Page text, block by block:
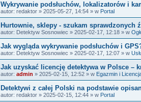
Wykrywanie podsłuchów, lokalizatorów i
autor: redaktor » 2025-05-27, 14:54 » w Portal
Hurtownie, sklepy - szukam sprawdzonych
autor: Detektyw Sosnowiec » 2025-02-17, 12:18 » w
Jak wygląda wykrywanie podsłuchów i
autor: Detektyw Sosnowiec » 2025-02-17, 12:07 » w
Jak uzyskać licencję detektywa w Polsce –
autor: admin » 2025-02-15, 12:52 » w Egazmin i
Detektywi z całej Polski na podstawie
autor: redaktor » 2025-02-15, 12:44 » w Portal